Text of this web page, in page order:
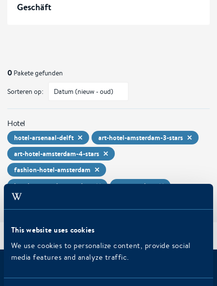
This website uses cookies
We use cookies to personalize content, provide social
media features and analyze traffic.
Geschäft
0 Pakete gefunden
Sorteren op:
Hotel
hotel-arsenaal-delft
art-hotel-amsterdam-3-stars
art-hotel-amsterdam-4-stars
fashion-hotel-amsterdam
hotel-new-york-rotterdam
ss-rotterdam
Haben Sie sich bereits für den